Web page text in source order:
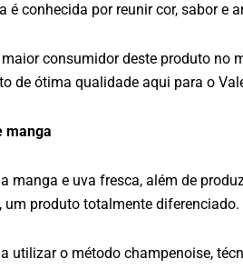
é conhecida por reunir cor, sabor
consumidor deste produto no
de ótima qualidade aqui para o
manga
manga e uva fresca, além de
um produto totalmente diferenciado.
utilizar o método champenoise,